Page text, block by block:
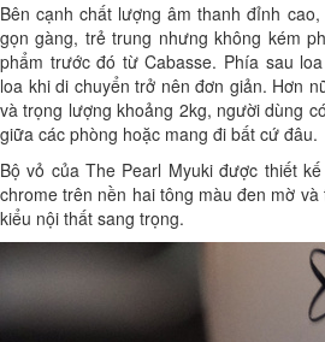
Bên cạnh chất lượng âm thanh đỉnh
gọn gàng, trẻ trung nhưng không kém
phẩm trước đó từ Cabasse. Phía sau
loa khi di chuyển trở nên đơn giản. Hơn
và trọng lượng khoảng 2kg, người dùng
giữa các phòng hoặc mang đi bất cứ đâu.
Bộ vỏ của The Pearl Myuki được thiết
chrome trên nền hai tông màu đen mờ
kiểu nội thất sang trọng.